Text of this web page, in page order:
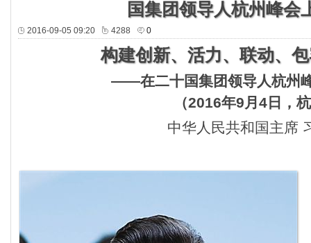
国集团领导人杭州峰会
2016-09-05 09:20 4288 0
构建创新、活力、联动、
——在二十国集团领导人杭州
（2016年9月4日，
中华人民共和国主席